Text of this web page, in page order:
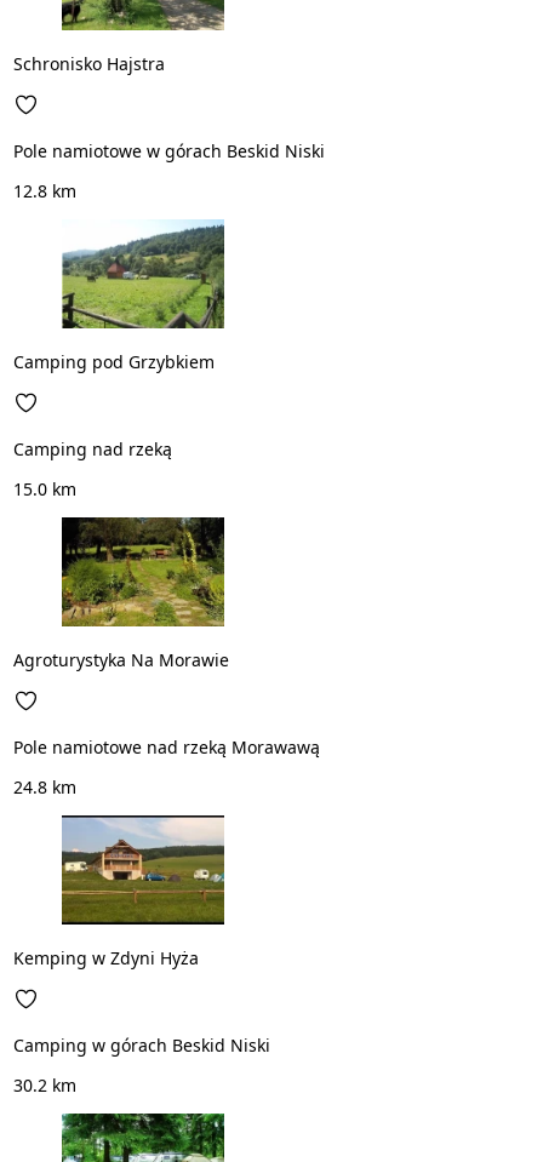
Schronisko Hajstra
Pole namiotowe w górach Beskid Niski
12.8 km
Camping pod Grzybkiem
Camping nad rzeką
15.0 km
Agroturystyka Na Morawie
Pole namiotowe nad rzeką Morawawą
24.8 km
Kemping w Zdyni Hyża
Camping w górach Beskid Niski
30.2 km